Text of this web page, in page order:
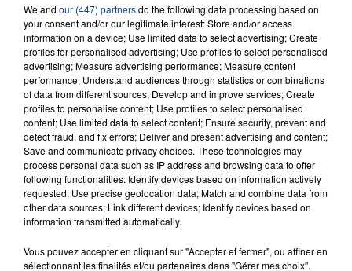
A SUIVRE
7h00 - 11h00
LA TEAM DE L'ÉTÉ
We and our (447) partnersdo the following data processing based on
your consent and/or our legitimate interest: Store and/or access
information on a device; Use limited data to select advertising; Create
profiles for personalised advertising; Use profiles to select personalised
advertising; Measure advertising performance; Measure content
performance; Understand audiences through statistics or combinations
of data from different sources; Develop and improve services; Create
profiles to personalise content; Use profiles to select personalised
content; Use limited data to select content; Ensure security, prevent and
detect fraud, and fix errors; Deliver and present advertising and content;
Save and communicate privacy choices. These technologies may
process personal data such as IP address and browsing data to offer
following functionalities: Identify devices based on information actively
requested; Use precise geolocation data; Match and combine data from
other data sources; Link different devices; Identify devices based on
information transmitted automatically.
Vous pouvez accepter en cliquant sur "Accepter et fermer", ou affiner en
sélectionnant les finalités et/ou partenaires dans "Gérer mes choix".